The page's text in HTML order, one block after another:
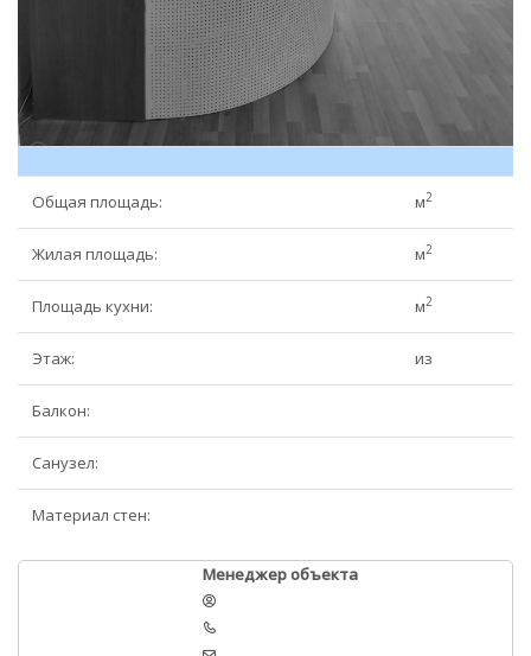
Общая площадь: м2
Жилая площадь: м2
Площадь кухни: м2
Этаж: из
Балкон:
Санузел:
Материал стен:
Менеджер объекта